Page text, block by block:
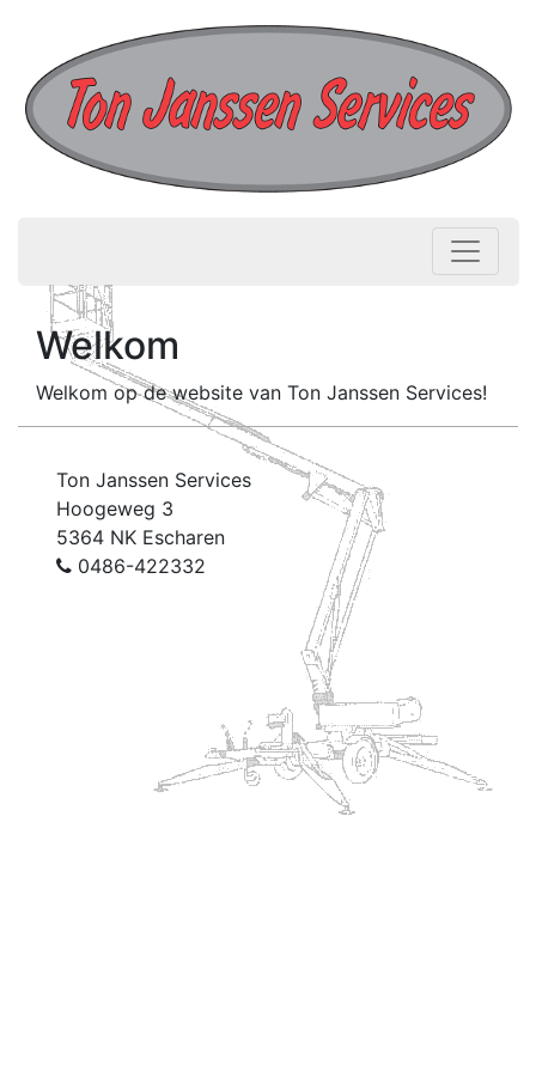
Welkom
Welkom op de website van Ton Janssen Services!
Ton Janssen Services
Hoogeweg 3
5364 NK Escharen
0486-422332